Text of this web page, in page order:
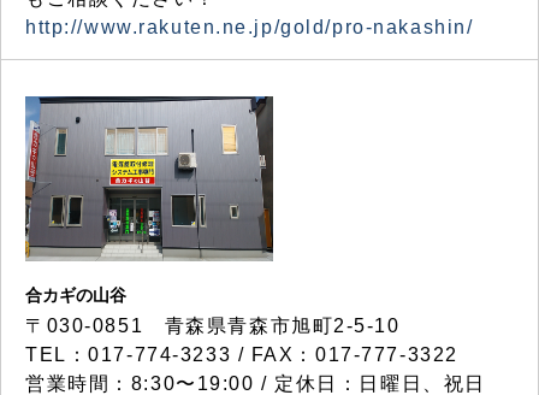
http://www.rakuten.ne.jp/gold/pro-nakashin/
合カギの山谷
〒030-0851 青森県青森市旭町2-5-10
TEL：017-774-3233 / FAX：017-777-3322
営業時間：8:30〜19:00 / 定休日：日曜日、祝日